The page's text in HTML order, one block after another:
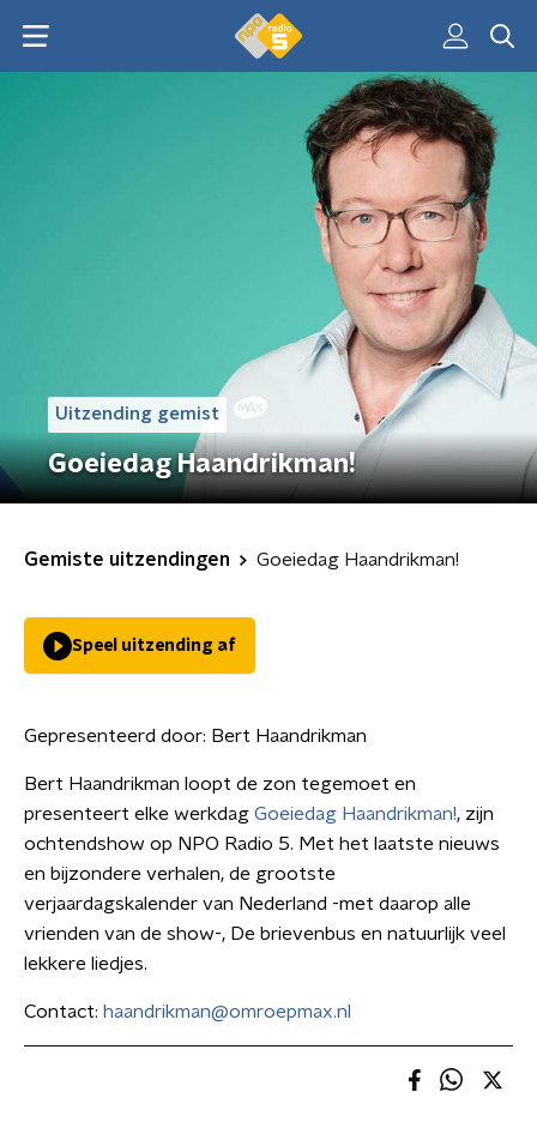
Uitzending gemist
Goeiedag Haandrikman!
Gemiste uitzendingen Goeiedag Haandrikman!
Speel uitzending af
Gepresenteerd door: Bert Haandrikman
Bert Haandrikman loopt de zon tegemoet en
presenteert elke werkdag Goeiedag Haandrikman!, zijn
ochtendshow op NPO Radio 5. Met het laatste nieuws
en bijzondere verhalen, de grootste
verjaardagskalender van Nederland -met daarop alle
vrienden van de show-, De brievenbus en natuurlijk veel
lekkere liedjes.
Contact: haandrikman@omroepmax.nl